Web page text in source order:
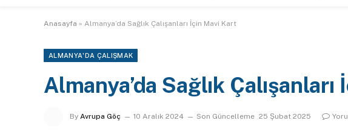
Anasayfa » Almanya’da Sağlık Çalışanları İçin Mavi Kart
ALMANYA'DA ÇALIŞMAK
Almanya’da Sağlık
By Avrupa Göç 10 Aralık 2024 Son Güncelleme 25 Şubat 2025